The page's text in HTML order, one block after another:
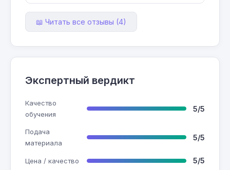
📖 Читать все отзывы (4)
Экспертный вердикт
Качество
обучения
5/5
Подача
материала
5/5
Цена / качество 5/5